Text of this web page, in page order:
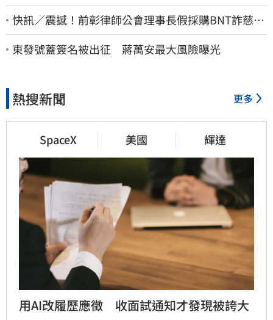
快訊／震撼！前彰律師公會理事長假採購BNT詐慈濟
10億、洗錢囤232kg黃金
東發號蓋簽名被出征 蔣萬安最大風險曝光
熱搜新聞 更多
SpaceX 美國 輝達
用AI改履歷應徵　收面試通知才發現被誇大